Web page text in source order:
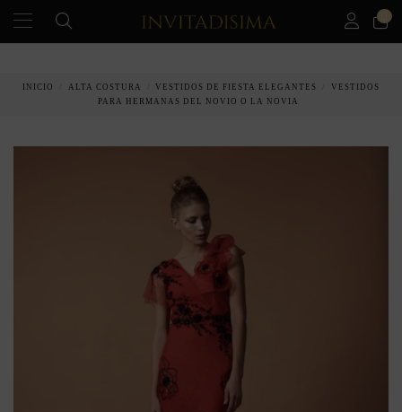
INICIO ALTA COSTURA VESTIDOS DE FIESTA ELEGANTES
VESTIDOS
PARA HERMANAS DEL NOVIO O LA NOVIA